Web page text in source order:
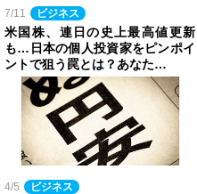
7/11 ビジネス
米国株、連日の史上最高値更新
も…日本の個人投資家をピンポイ
ントで狙う罠とは？あなた…
4/5 ビジネス